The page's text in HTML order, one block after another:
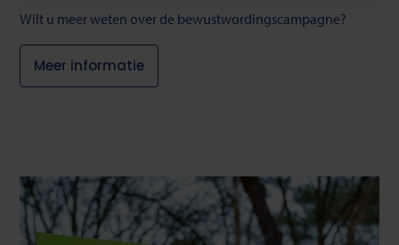
onderaan de pagina.
Wilt u meer weten over de bewustwordingscampagne?
Meer informatie